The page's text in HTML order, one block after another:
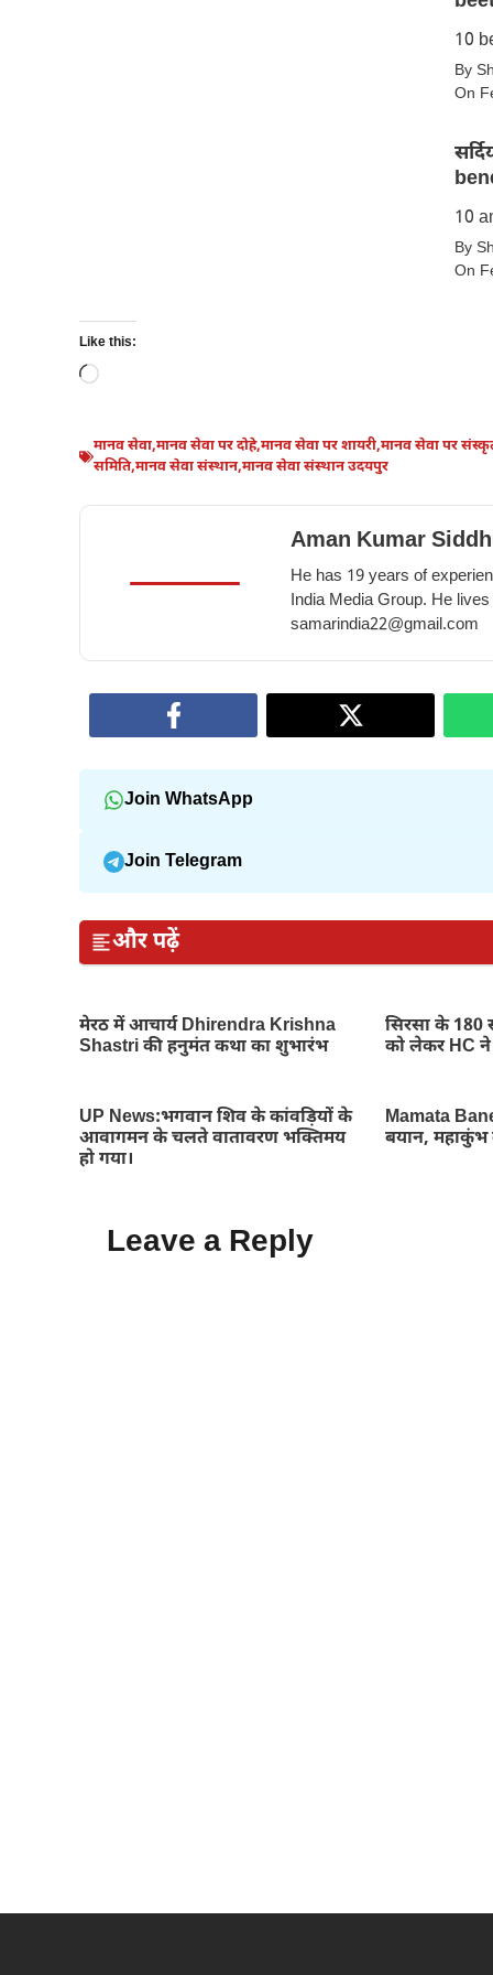
of
eating
beetroot
10
By
On
के
10
गज़ब
फायदे
10
in
winter
10
By
On
Like this:
Loading…
मानव सेवा,मानव सेवा पर दोहे,मानव सेवा पर शायरी,मानव सेवा पर
समिति,मानव सेवा संस्थान,मानव सेवा संस्थान उदयपुर
Aman Kumar
He has 19 years of
India Media Group. He
samarindia22@gmail.com
Join WhatsApp
Join Telegram
और पढ़ें
मेरठ में आचार्य Dhirendra Krishna
Shastri की हनुमंत कथा का शुभारंभ
सिरसा के 180
को लेकर HC
UP News:भगवान शिव के कांवड़ियों के
आवागमन के चलते वातावरण भक्तिमय
हो गया।
Mamata
बयान, महाकुंभ
Leave a Reply